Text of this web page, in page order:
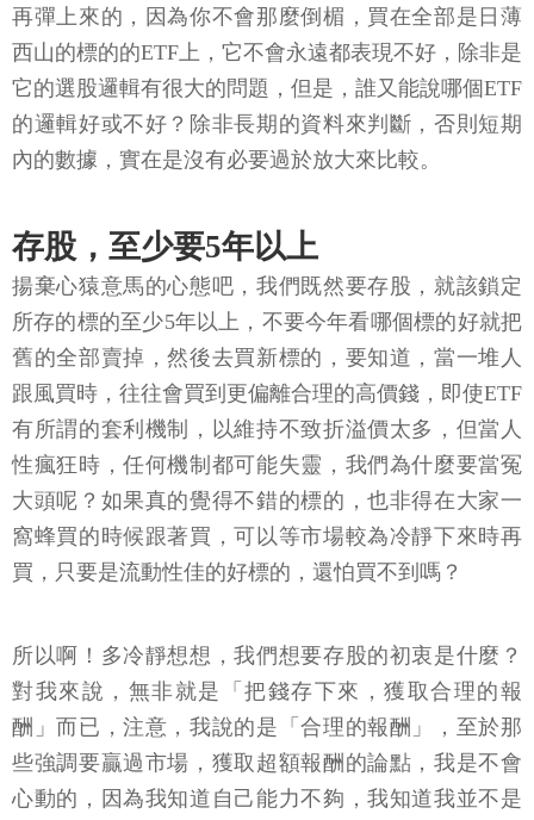
再彈上來的，因為你不會那麼倒楣，買在全部是日薄
西山的標的的ETF上，它不會永遠都表現不好，除非是
它的選股邏輯有很大的問題，但是，誰又能說哪個ETF
的邏輯好或不好？除非長期的資料來判斷，否則短期
內的數據，實在是沒有必要過於放大來比較。
存股，至少要5年以上
揚棄心猿意馬的心態吧，我們既然要存股，就該鎖定
所存的標的至少5年以上，不要今年看哪個標的好就把
舊的全部賣掉，然後去買新標的，要知道，當一堆人
跟風買時，往往會買到更偏離合理的高價錢，即使ETF
有所謂的套利機制，以維持不致折溢價太多，但當人
性瘋狂時，任何機制都可能失靈，我們為什麼要當冤
大頭呢？如果真的覺得不錯的標的，也非得在大家一
窩蜂買的時候跟著買，可以等市場較為冷靜下來時再
買，只要是流動性佳的好標的，還怕買不到嗎？
所以啊！多冷靜想想，我們想要存股的初衷是什麼？
對我來說，無非就是「把錢存下來，獲取合理的報
酬」而已，注意，我說的是「合理的報酬」，至於那
些強調要贏過市場，獲取超額報酬的論點，我是不會
心動的，因為我知道自己能力不夠，我知道我並不是